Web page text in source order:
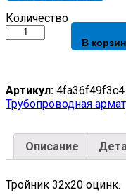
Тройник
32х20
Количество
В
Артикул: 4fa36f49f3c4
Трубопроводная
Описание
Тройник 32х20 оцинк.